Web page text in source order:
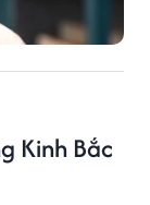
Kinh Bắc